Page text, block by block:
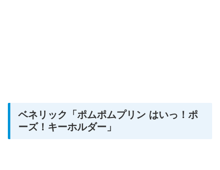
ベネリック「ポムポムプリン はいっ！ポ
ーズ！キーホルダー 」